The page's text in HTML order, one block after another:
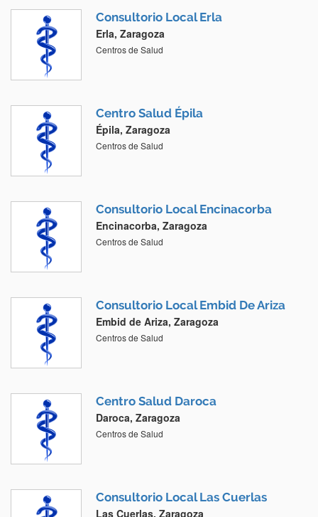
Consultorio Local Erla
Erla, Zaragoza
Centros de Salud
Centro Salud Épila
Épila, Zaragoza
Centros de Salud
Consultorio Local Encinacorba
Encinacorba, Zaragoza
Centros de Salud
Consultorio Local Embid De Ariza
Embid de Ariza, Zaragoza
Centros de Salud
Centro Salud Daroca
Daroca, Zaragoza
Centros de Salud
Consultorio Local Las Cuerlas
Las Cuerlas, Zaragoza